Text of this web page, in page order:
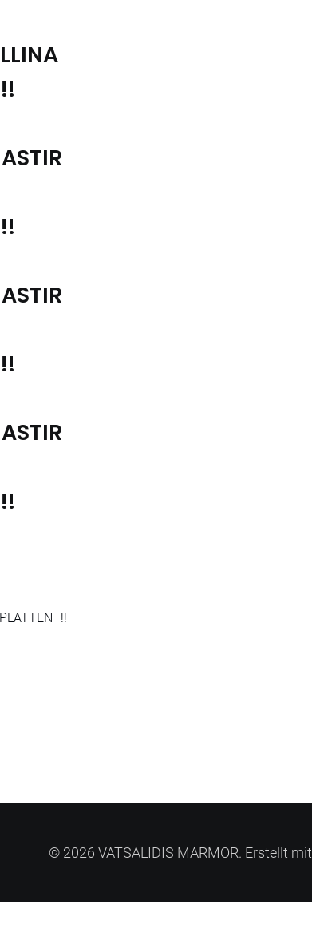
ASTIR
ASTIR
ASTIR
!!
© 2026 VATSALIDIS MARMOR. Erstellt mit